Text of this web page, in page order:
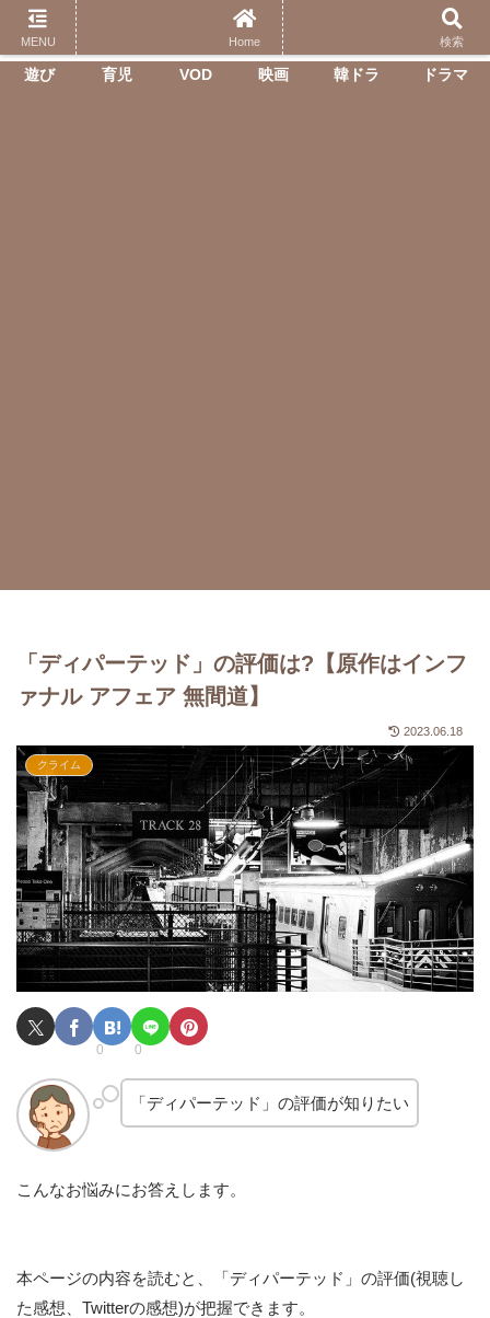
エンタメ(映画、ドラマ含む)、子育て、日常生活で役立った情報、北海道、グ
ルメ等を発信します。
遊び 育児 VOD 映画 韓ドラ ドラマ
「ディパーテッド」の評価は?【原作はインフ
ァナル アフェア 無間道】
2023.06.18
クライム
0 0
「ディパーテッド」の評価が知りたい
こんなお悩みにお答えします。
本ページの内容を読むと、「ディパーテッド」の評価(視聴し
た感想、Twitterの感想)が把握できます。
MENU Home 検索